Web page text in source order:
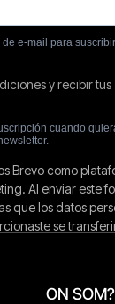
ON SOM?